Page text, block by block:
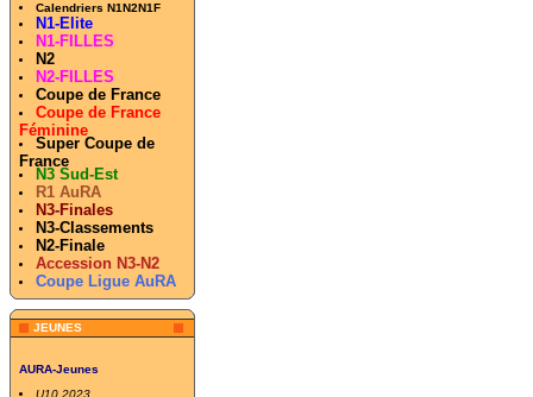
Calendriers N1N2N1F
N1-Elite
N1-FILLES
N2
N2-FILLES
Coupe de France
Coupe de France
Féminine
Super Coupe de
France
N3 Sud-Est
R1 AuRA
N3-Finales
N3-Classements
N2-Finale
Accession N3-N2
Coupe Ligue AuRA
JEUNES
AURA-Jeunes
U10 2023